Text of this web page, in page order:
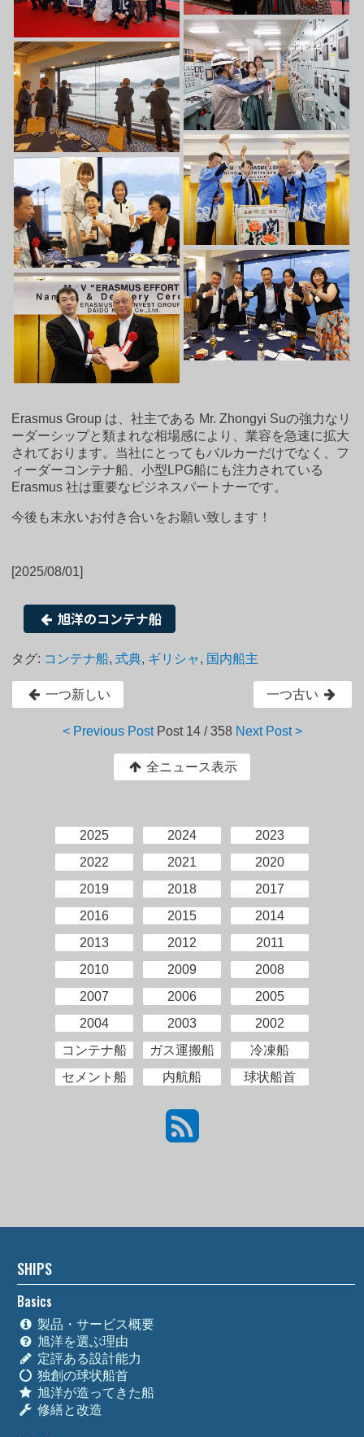
Erasmus Group は、社主である Mr. Zhongyi Suの強力なリ
ーダーシップと類まれな相場感により、業容を急速に拡大
されております。当社にとってもバルカーだけでなく、フ
ィーダーコンテナ船、小型LPG船にも注力されている
Erasmus 社は重要なビジネスパートナーです。
今後も末永いお付き合いをお願い致します！
[2025/08/01]
旭洋のコンテナ船
タグ: コンテナ船,式典, ギリシャ, 国内船主
一つ新しい 一つ古い
< Previous Post Post 14 / 358 Next Post >
全ニュース表示
2025 2024
2023
2022
2021
2020
2019
2018
2017
2016
2015
2014
2013
2012
2011
2010
2009
2008
2007
2006
2005
2004
2003
2002
コンテナ船
ガス運搬船
冷凍船
セメント船
内航船 球状船首
SHIPS
Basics
製品・サービス概要
旭洋を選ぶ理由
定評ある設計能力
独創の球状船首
旭洋が造ってきた船
修繕と改造